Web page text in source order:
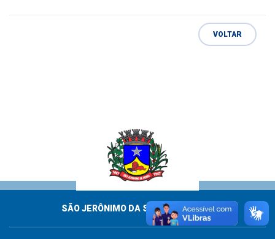
VOLTAR
SÃO JERÔNIMO DA SERRA - PARANÁ